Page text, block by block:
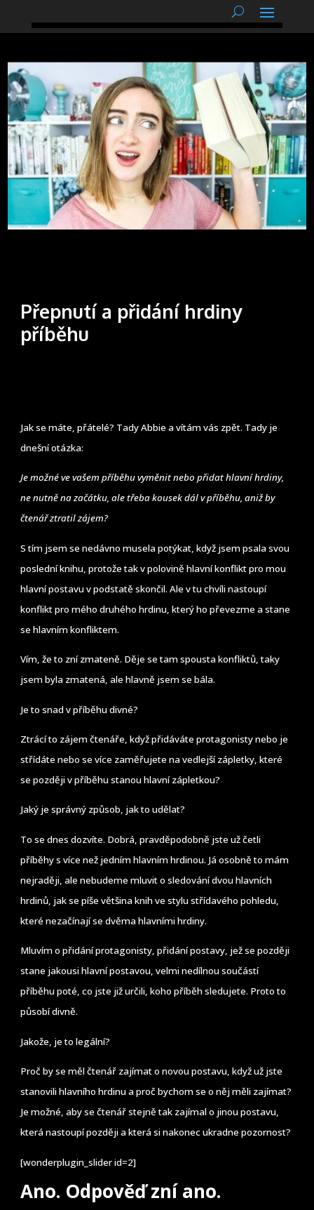
Přepnutí a přidání hrdiny
příběhu
Jak se máte, přátelé? Tady Abbie a vítám vás zpět. Tady je
dnešní otázka:
Je možné ve vašem příběhu vyměnit nebo přidat hlavní hrdiny,
ne nutně na začátku, ale třeba kousek dál v příběhu, aniž by
čtenář ztratil zájem?
S tím jsem se nedávno musela potýkat, když jsem psala svou
poslední knihu, protože tak v polovině hlavní konflikt pro mou
hlavní postavu v podstatě skončil. Ale v tu chvíli nastoupí
konflikt pro mého druhého hrdinu, který ho převezme a stane
se hlavním konfliktem.
Vím, že to zní zmateně. Děje se tam spousta konfliktů, taky
jsem byla zmatená, ale hlavně jsem se bála.
Je to snad v příběhu divné?
Ztrácí to zájem čtenáře, když přidáváte protagonisty nebo je
střídáte nebo se více zaměřujete na vedlejší zápletky, které
se později v příběhu stanou hlavní zápletkou?
Jaký je správný způsob, jak to udělat?
To se dnes dozvíte. Dobrá, pravděpodobně jste už četli
příběhy s více než jedním hlavním hrdinou. Já osobně to mám
nejraději, ale nebudeme mluvit o sledování dvou hlavních
hrdinů, jak se píše většina knih ve stylu střídavého pohledu,
které nezačínají se dvěma hlavními hrdiny.
Mluvím o přidání protagonisty, přidání postavy, jež se později
stane jakousi hlavní postavou, velmi nedílnou součástí
příběhu poté, co jste již určili, koho příběh sledujete. Proto to
působí divně.
Jakože, je to legální?
Proč by se měl čtenář zajímat o novou postavu, když už jste
stanovili hlavního hrdinu a proč bychom se o něj měli zajímat?
Je možné, aby se čtenář stejně tak zajímal o jinou postavu,
která nastoupí později a která si nakonec ukradne pozornost?
[wonderplugin_slider id=2]
Ano. Odpověď zní ano.